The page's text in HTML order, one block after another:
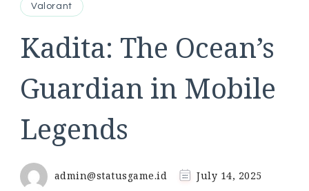
Valorant
Kadita: The Ocean’s
Guardian in Mobile
Legends
admin@statusgame.id July 14, 2025